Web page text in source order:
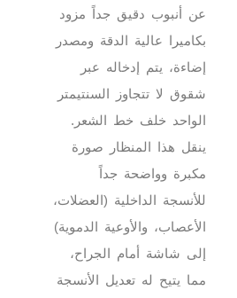
عن أنبوب دقيق جداً مزود
بكاميرا عالية الدقة ومصدر
إضاءة، يتم إدخاله عبر
شقوق لا تتجاوز السنتيمتر
الواحد خلف خط الشعر.
ينقل هذا المنظار صورة
مكبرة وواضحة جداً
للأنسجة الداخلية (العضلات،
الأعصاب، والأوعية الدموية)
إلى شاشة أمام الجراح،
مما يتيح له تعديل الأنسجة